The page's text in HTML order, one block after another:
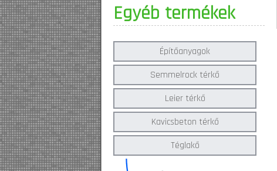
Egyéb termékek
Építőanyagok
Semmelrock térkő
Leier térkő
Kavicsbeton térkő
Téglakő